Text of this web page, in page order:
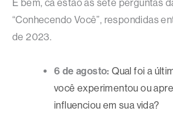
E bem, cá estão as sete perguntas
“Conhecendo Você”, respondidas
de 2023.
6 de agosto:Qual foi a
você experimentou ou
influenciou em sua vida?